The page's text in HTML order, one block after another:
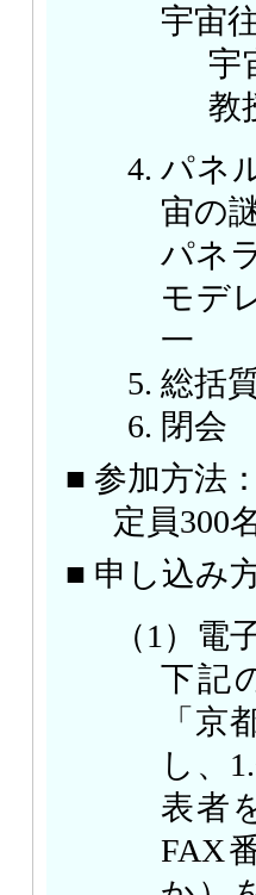
宇宙
宇
教
パネ
宙の
パネ
モデ
一
総括
閉会
■ 参加方法：
定員300
■ 申し込み
（1）電
下記
「京
し、
表者
FAX